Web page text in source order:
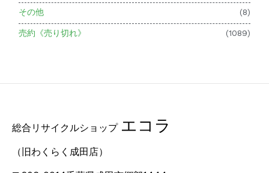
その他 (8)
売約《売り切れ》 (1089)
総合リサイクルショップ エコラ
（旧わくらく成田店）